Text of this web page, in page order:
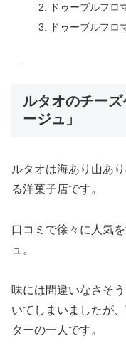
ドゥーブルフロ
ドゥーブルフロ
ルタオのチー
ージュ」
ルタオは海あり山あ
る洋菓子店です。
口コミで徐々に人気
ュ。
味には間違いなさそ
いてしまいましたが
ターの一人です。